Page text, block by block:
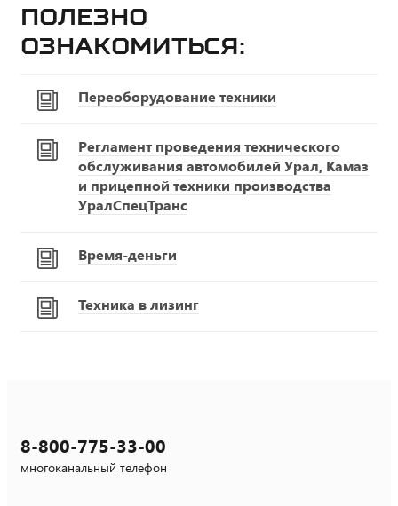
Полезно
ознакомиться:
Переоборудование техники
Регламент проведения технического
обслуживания автомобилей Урал, Камаз
и прицепной техники производства
УралСпецТранс
Время-деньги
Техника в лизинг
8-800-775-33-00
многоканальный телефон